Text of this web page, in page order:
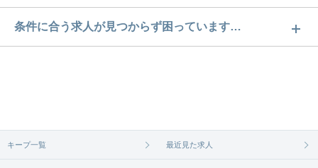
兵庫の昇給あり求人数は277件です。どのような求人
があるかぜひチェックしてみてください。
条件に合う求人が見つからず困っています…
無料相談の登録はコチラから
キープ一覧 最近見た求人